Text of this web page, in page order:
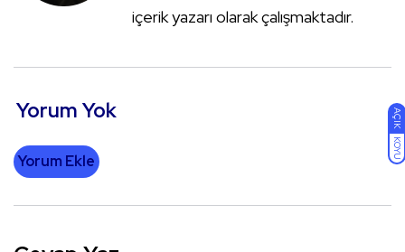
AÇIK
KOYU
içerik yazarı olarak çalışmaktadır.
Yorum Yok
Yorum Ekle